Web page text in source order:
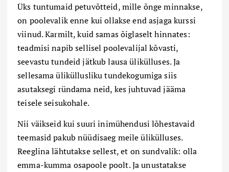
Üks tuntumaid petuvõtteid, mille õnge minnakse,
on poolevalik enne kui ollakse end asjaga kurssi
viinud. Karmilt, kuid samas õiglaselt hinnates:
teadmisi napib sellisel poolevalijal kõvasti,
seevastu tundeid jätkub lausa ülikülluses. Ja
sellesama üliküllusliku tundekogumiga siis
asutaksegi ründama neid, kes juhtuvad jääma
teisele seisukohale.
Nii väikseid kui suuri inimühendusi lõhestavaid
teemasid pakub nüüdisaeg meile ülikülluses.
Reeglina lähtutakse sellest, et on sundvalik: olla
emma-kumma osapoole poolt. Ja unustatakse